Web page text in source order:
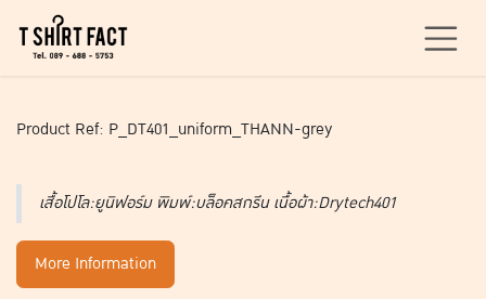
Skip to Content
Product Ref: P_DT401_uniform_THANN-grey
เสื้อโปโล:ยูนิฟอร์ม พิมพ์:บล็อคสกรีน เนื้อผ้า:Drytech401
More Information